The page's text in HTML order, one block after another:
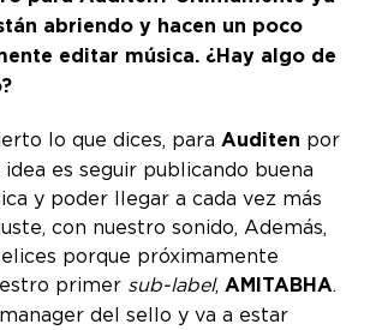
abriendo y hacen un poco
editar música. ¿Hay algo de
lo que dices, paraAuditen por
es seguir publicando buena
y poder llegar a cada vez más
con nuestro sonido, Además,
porque próximamente
primer sub-label,AMITABHA.
del sello y va a estar